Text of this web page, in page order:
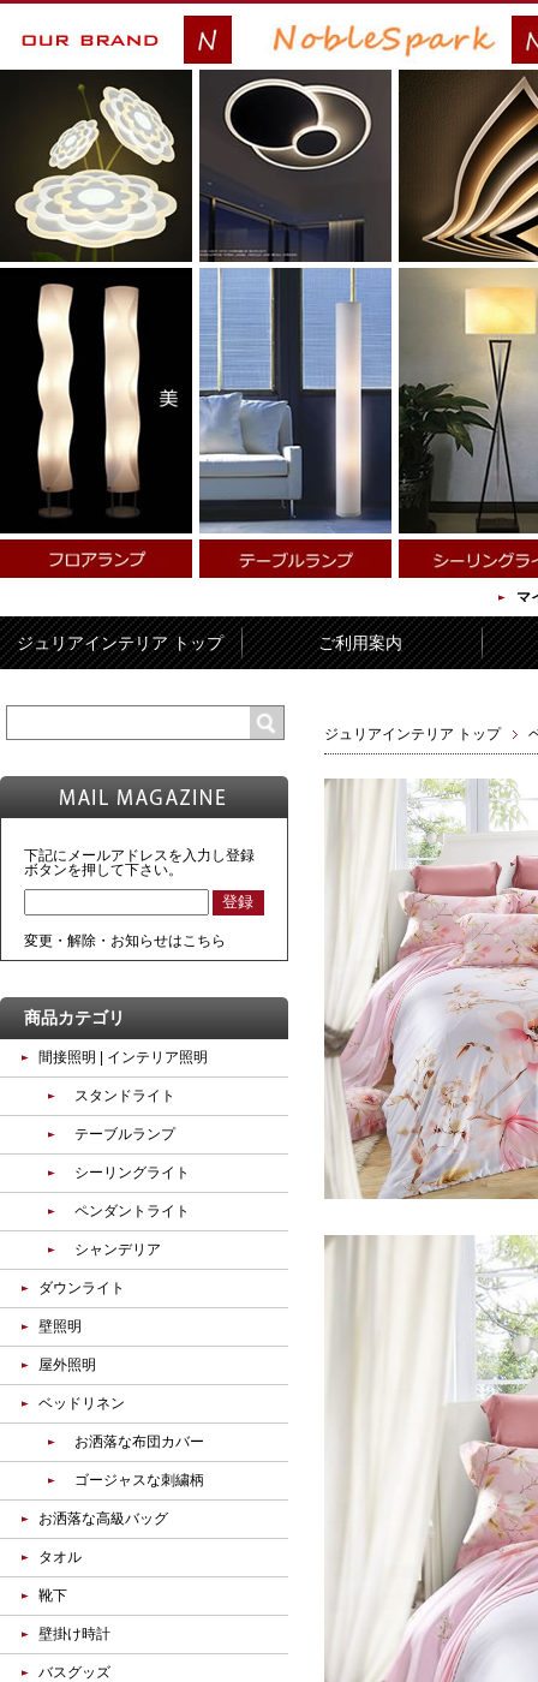
マ
ジュリアインテリア トップ ご利用案内
ジュリアインテリア トップ
下記にメールアドレスを入力し登録
ボタンを押して下さい。
変更・解除・お知らせはこちら
商品カテゴリ
間接照明 | インテリア照明
スタンドライト
テーブルランプ
シーリングライト
ペンダントライト
シャンデリア
ダウンライト
壁照明
屋外照明
ベッドリネン
お洒落な布団カバー
ゴージャスな刺繍柄
お洒落な高級バッグ
タオル
靴下
壁掛け時計
バスグッズ